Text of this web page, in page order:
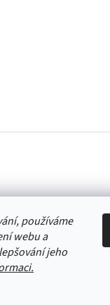
používáme
webu a
jeho